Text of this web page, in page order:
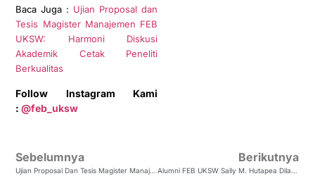
Baca Juga : Ujian Proposal dan
Tesis Magister Manajemen FEB
UKSW: Harmoni Diskusi
Akademik Cetak Peneliti
Berkualitas
Follow Instagram Kami
:@feb_uksw
Sebelumnya
Ujian Proposal Dan Tesis Magister Manajemen FEB UKSW: Harmoni Diskusi Akademik Cetak Peneliti Berkualitas
Berikutnya
Alumni FEB UKSW Sally M. Hutapea Dilantik Sebagai Kepala Departemen Di Bank Indonesia